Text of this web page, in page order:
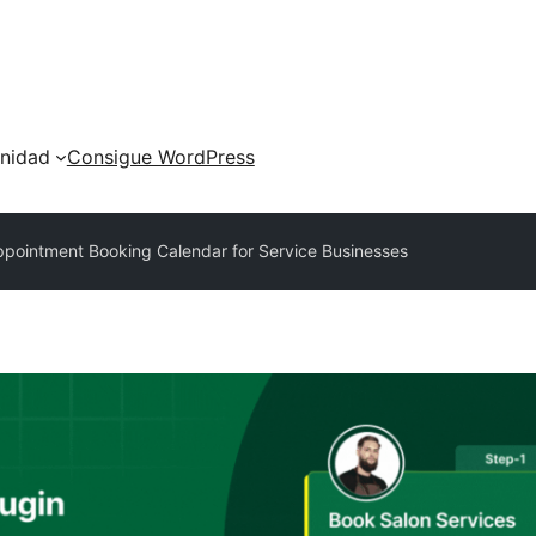
Consigue WordPress
Booking Calendar for Service Businesses